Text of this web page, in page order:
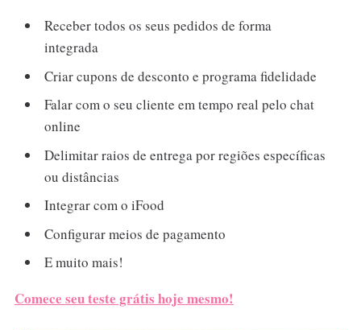
Receber todos os seus pedidos de forma
integrada
Criar cupons de desconto e programa fidelidade
Falar com o seu cliente em tempo real pelo chat
online
Delimitar raios de entrega por regiões específicas
ou distâncias
Integrar com o iFood
Configurar meios de pagamento
E muito mais!
Comece seu teste grátis hoje mesmo!